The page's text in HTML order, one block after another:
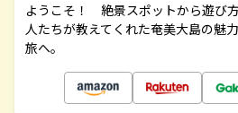
ようこそ！ 絶景スポットから遊び
人たちが教えてくれた奄美大島の魅
旅へ。